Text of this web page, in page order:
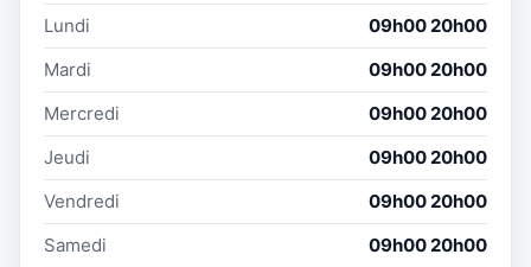
Lundi
09h00 20h00
Mardi
09h00 20h00
Mercredi
09h00 20h00
Jeudi
09h00 20h00
Vendredi
09h00 20h00
Samedi
09h00 20h00